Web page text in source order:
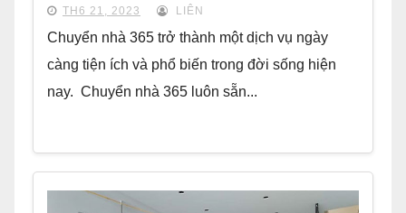
TH6 21, 2023 LIÊN
Chuyển nhà 365 trở thành một dịch vụ ngày
càng tiện ích và phổ biến trong đời sống hiện
nay. Chuyển nhà 365 luôn sẵn...